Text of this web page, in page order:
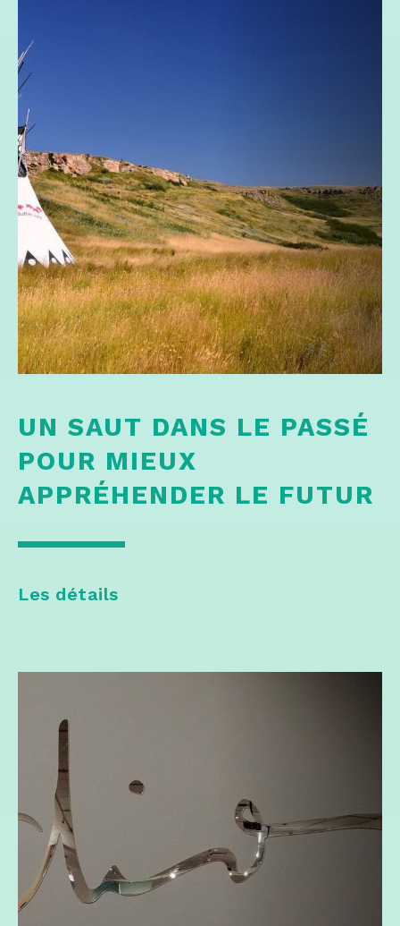
UN SAUT DANS LE PASSÉ
POUR MIEUX
APPRÉHENDER LE FUTUR
Les détails